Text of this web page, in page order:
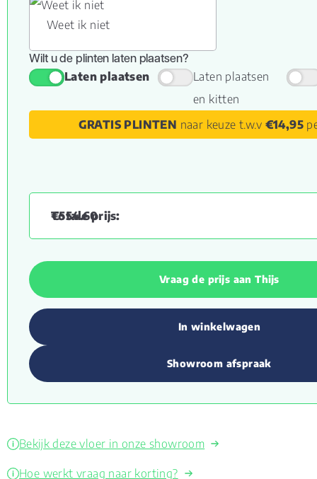
Weet ik niet
Wilt u de plinten laten plaatsen?
Laten plaatsen
Laten plaatsen
en kitten
GRATIS PLINTEN naar keuze t.w.v €14,95
€554.60
Vraag de prijs aan Thijs
In winkelwagen
Showroom afspraak
Bekijk deze vloer in onze showroom
Hoe werkt vraag naar korting?